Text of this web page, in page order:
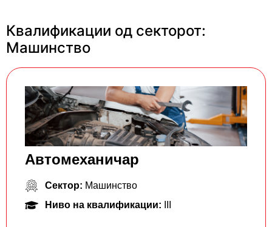
Квалификации од секторот:
Машинство
Автомеханичар
Сектор: Машинство
Ниво на квалификации: